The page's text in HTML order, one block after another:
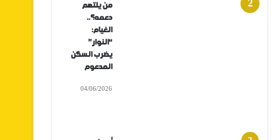
من يلتهم
دعمه؟..
الغيام:
“النوار”
يضرب السكن
المدعوم
04/06/2026